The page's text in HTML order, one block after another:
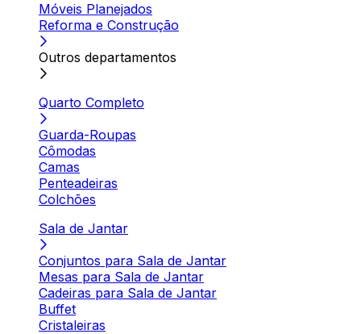
Móveis Planejados
Reforma e Construção
Outros departamentos
Quarto Completo
Guarda-Roupas
Cômodas
Camas
Penteadeiras
Colchões
Sala de Jantar
Conjuntos para Sala de Jantar
Mesas para Sala de Jantar
Cadeiras para Sala de Jantar
Buffet
Cristaleiras